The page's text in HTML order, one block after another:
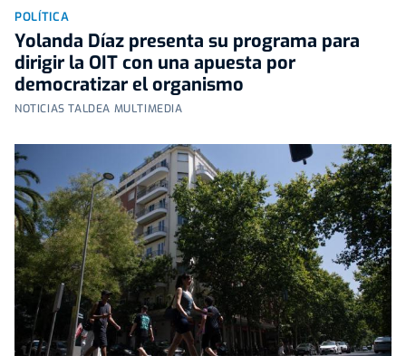
POLÍTICA
Yolanda Díaz presenta su programa para
dirigir la OIT con una apuesta por
democratizar el organismo
NOTICIAS TALDEA MULTIMEDIA